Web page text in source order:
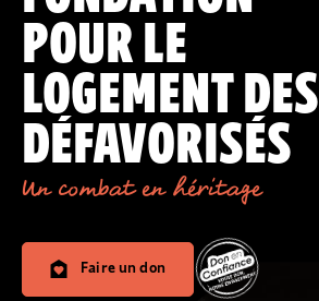
POUR LE
LOGEMENT DES
DÉFAVORISÉS
Un combat en héritage
Faire un don